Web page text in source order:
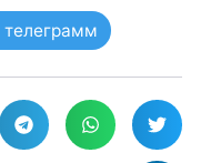
телеграмм